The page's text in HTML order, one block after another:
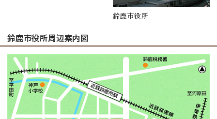
鈴鹿市役所
鈴鹿市役所周辺案内図